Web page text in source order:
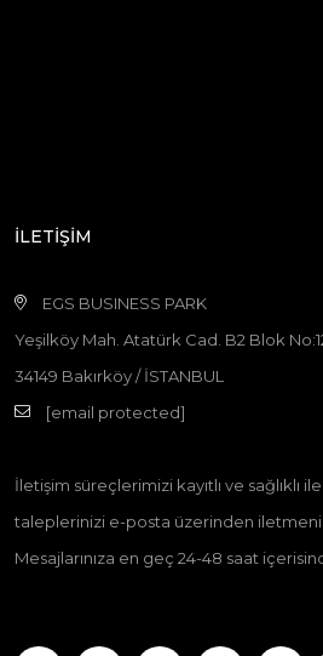
İLETİŞİM
EGS BUSINESS PARK
Yeşilköy Mah. Atatürk Cad. B2 Blok
34149 Bakırköy / İSTANBUL
[email protected]
İletişim süreçlerimizi kayıtlı ve sağlıklı
taleplerinizi e-posta üzerinden
Mesajlarınıza en geç 24-48 saat